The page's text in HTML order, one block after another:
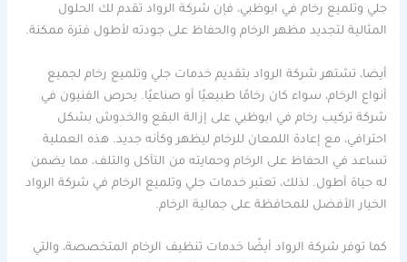
جلي وتلميع رخام في ابوظبي، فإن شركة الرواد تقدم لك الحلول
المثالية لتجديد مظهر الرخام والحفاظ على جودته لأطول فترة ممكنة.
أيضا، تشتهر شركة الرواد بتقديم خدمات جلي وتلميع رخام لجميع
أنواع الرخام، سواء كان رخامًا طبيعيًا أو صناعيًا. يحرص الفنيون في
شركة تركيب رخام في ابوظبي على إزالة البقع والخدوش بشكل
احترافي، مع إعادة اللمعان للرخام ليظهر وكأنه جديد. هذه العملية
تساعد في الحفاظ على الرخام وحمايته من التآكل والتلف، مما يضمن
له حياة أطول. لذلك، تعتبر خدمات جلي وتلميع الرخام في شركة الرواد
الخيار الأفضل للمحافظة على جمالية الرخام.
كما توفر شركة الرواد أيضًا خدمات تنظيف الرخام المتخصصة، والتي